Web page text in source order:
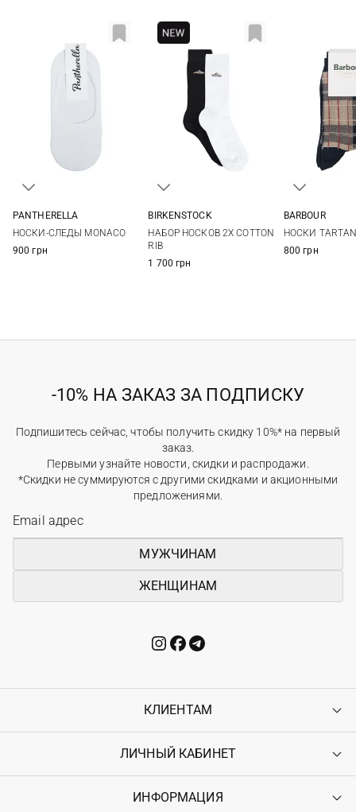
PANTHERELLA
НОСКИ-СЛЕДЫ MONACO
900 грн
BIRKENSTOCK
НАБОР НОСКОВ 2Х COTTON
RIB
1 700 грн
BARBOUR
НОСКИ
800 грн
-10% НА ЗАКАЗ ЗА ПОДПИСКУ
Подпишитесь сейчас, чтобы получить скидку 10%* на первый
заказ.
Первыми узнайте новости, скидки и распродажи.
*Скидки не суммируются с другими скидками и акционными
предложениями.
МУЖЧИНАМ
ЖЕНЩИНАМ
КЛИЕНТАМ
Контакты
Возврат
ЛИЧНЫЙ КАБИНЕТ
Войти
ИНФОРМАЦИЯ